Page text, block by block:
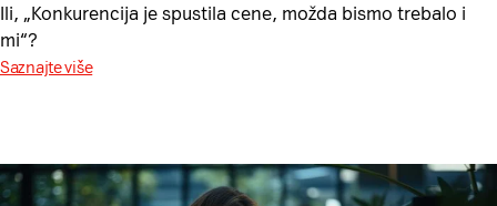
Ili, „Konkurencija je spustila cene, možda bismo trebalo i
mi“?
Saznajte više